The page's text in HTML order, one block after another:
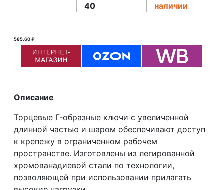
40
наличии
585.60 ₽
Описание
Торцевые Г-образные ключи с увеличенной
длинной частью и шаром обеспечивают доступ
к крепежу в ограниченном рабочем
пространстве. Изготовлены из легированной
хромованадиевой стали по технологии,
позволяющей при использовании прилагать